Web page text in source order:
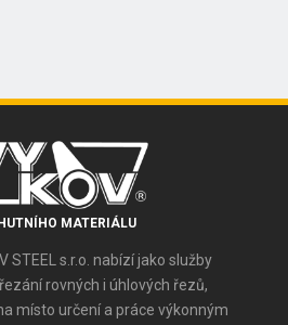
MATERIÁLU
STEEL s.r.o. nabízí jako služby
rovných i úhlových řezů,
místo určení a práce výkonným